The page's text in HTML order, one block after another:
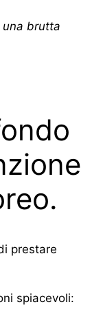
una brutta
prestare
spiacevoli: